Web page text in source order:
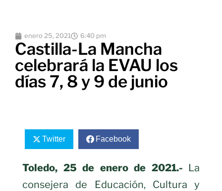
enero 25, 2021 6:40 pm
Castilla-La Mancha
celebrará la EVAU los
días 7, 8 y 9 de junio
Twitter Facebook
Toledo, 25 de enero de 2021.- La
consejera de Educación, Cultura y